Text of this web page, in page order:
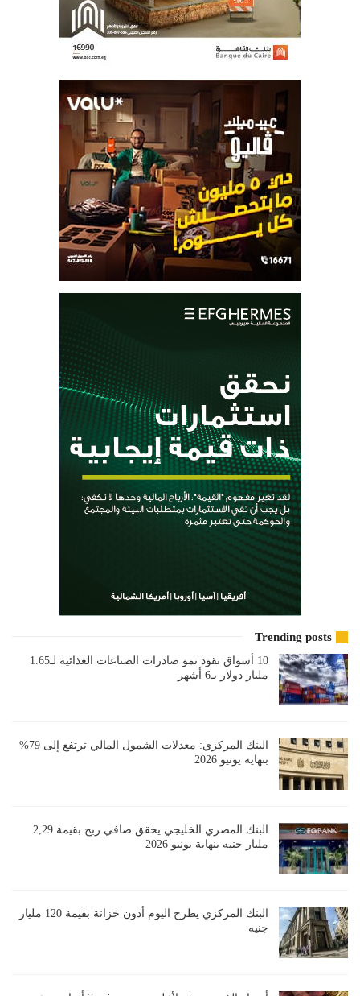
Trending posts
10 أسواق تقود نمو صادرات الصناعات الغذائية لـ1.65
مليار دولار بـ6 أشهر
البنك المركزي: معدلات الشمول المالي ترتفع إلى 79%
بنهاية يونيو 2026
البنك المصري الخليجي يحقق صافي ربح بقيمة 2,29
مليار جنيه بنهاية يونيو 2026
البنك المركزي يطرح اليوم أذون خزانة بقيمة 120 مليار
جنيه